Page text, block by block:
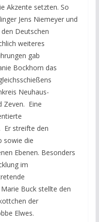
Akzente setzten. So
Jens Niemeyer und
Deutschen
weiteres
gab
Bockhorn das
Neuhaus-
Zeven. Eine
Er streifte den
sowie die
Ebenen. Besonders
im
Buck stellte den
der
Elwes.